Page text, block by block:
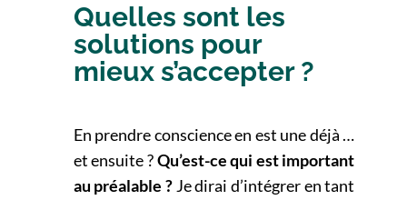
Quelles sont les
solutions pour
mieux s’accepter ?
En prendre conscience en est une déjà …
et ensuite ?Qu’est-ce qui est important
au préalable ? Je dirai d’intégrer en tant